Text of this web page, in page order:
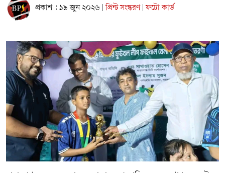
প্রকাশ : ১৯ জুন ২০২৬ প্রিন্ট সংস্করণ ফটো কার্ড